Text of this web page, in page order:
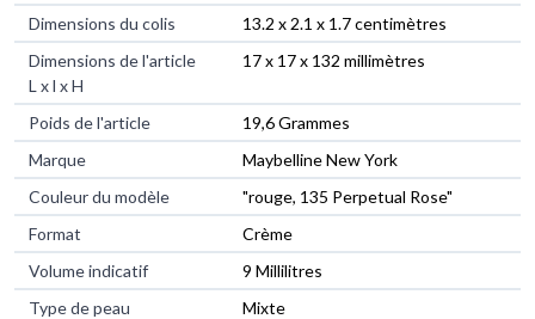
Dimensions du colis
‎13.2 x 2.1 x 1.7 centimètres
Dimensions de l'article
L x l x H
‎17 x 17 x 132 millimètres
Poids de l'article
‎19,6 Grammes
Marque
‎Maybelline New York
Couleur du modèle
‎"rouge, 135 Perpetual Rose"
Format
‎Crème
Volume indicatif
‎9 Millilitres
Type de peau
‎Mixte